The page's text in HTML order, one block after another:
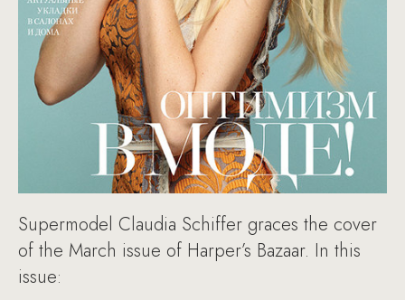
Supermodel Claudia Schiffer graces the cover
of the March issue of Harper’s Bazaar. In this
issue: